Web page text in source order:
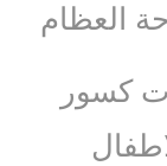
العظام
كسور